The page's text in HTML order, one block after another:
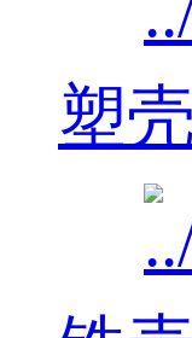
塑